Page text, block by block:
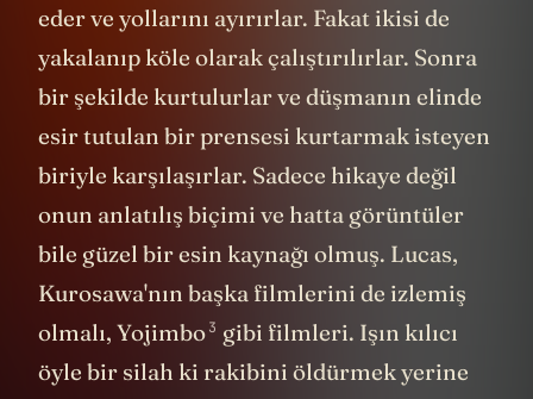
eder ve yollarını ayırırlar. Fakat ikisi de
yakalanıp köle olarak çalıştırılırlar. Sonra
bir şekilde kurtulurlar ve düşmanın elinde
esir tutulan bir prensesi kurtarmak isteyen
biriyle karşılaşırlar. Sadece hikaye değil
onun anlatılış biçimi ve hatta görüntüler
bile güzel bir esin kaynağı olmuş. Lucas,
Kurosawa'nın başka filmlerini de izlemiş
olmalı, Yojimbo3 gibi filmleri. Işın kılıcı
öyle bir silah ki rakibini öldürmek yerine